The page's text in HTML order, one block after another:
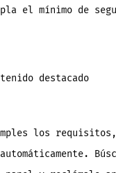
el mínimo de
destacado
los